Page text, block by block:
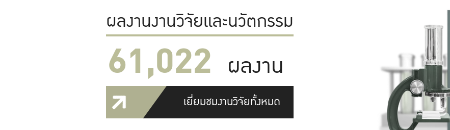
ผลงานงานวิจัยและนวัตกรรม
61,022 ผลงาน
เยี่ยมชมงานวิจัยทั้งหมด